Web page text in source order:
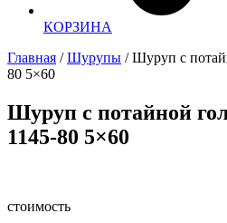
КОРЗИНА
Главная /Шурупы / Шуруп с
80 5×60
Шуруп с потайной
1145-80 5×60
стоимость